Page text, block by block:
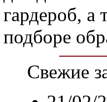
гардероб, а
подборе
Свежие